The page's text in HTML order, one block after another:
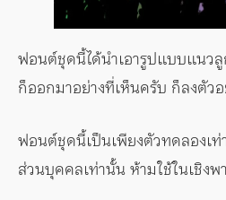
ฟอนต์ชุดนี้ได้นำเอารูปแบบแนว
ก็ออกมาอย่างที่เห็นครับ ก็ลงตัว
ฟอนต์ชุดนี้เป็นเพียงตัวทดลองเ
ส่วนบุคคลเท่านั้น ห้ามใช้ในเชิ